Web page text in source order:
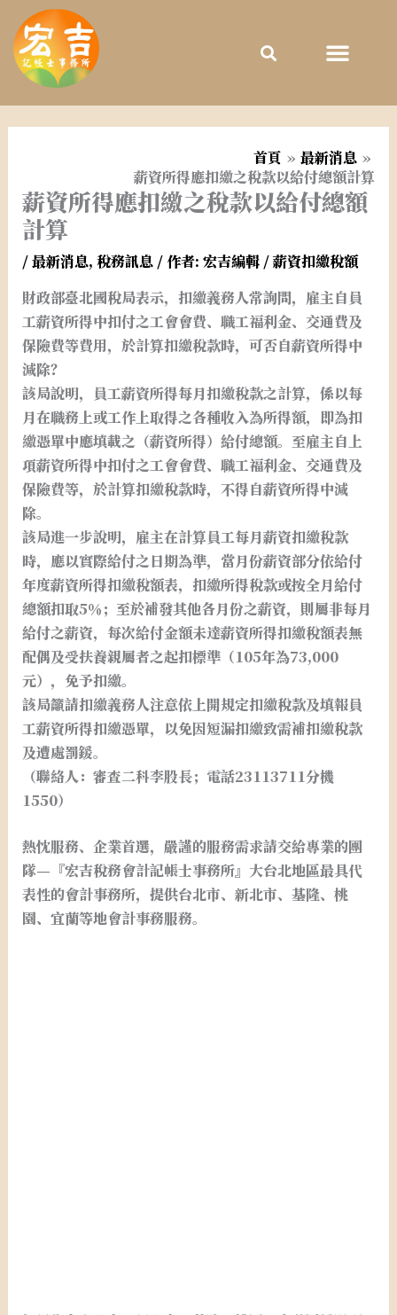
內
容
首頁
最新消息
薪資所得應扣繳之稅款以給付總額計算
薪資所得應扣繳之稅款以給付總額
計算
/最新消息, 稅務訊息/ 作者: 宏吉編輯 /薪資扣繳稅額
財政部臺北國稅局表示，扣繳義務人常詢問，雇主自員
工薪資所得中扣付之工會會費、職工福利金、交通費及
保險費等費用，於計算扣繳稅款時，可否自薪資所得中
減除？
該局說明，員工薪資所得每月扣繳稅款之計算，係以每
月在職務上或工作上取得之各種收入為所得額，即為扣
繳憑單中應填載之（薪資所得）給付總額。至雇主自上
項薪資所得中扣付之工會會費、職工福利金、交通費及
保險費等，於計算扣繳稅款時，不得自薪資所得中減
除。
該局進一步說明，雇主在計算員工每月薪資扣繳稅款
時，應以實際給付之日期為準，當月份薪資部分依給付
年度薪資所得扣繳稅額表，扣繳所得稅款或按全月給付
總額扣取5％；至於補發其他各月份之薪資，則屬非每月
給付之薪資，每次給付金額未達薪資所得扣繳稅額表無
配偶及受扶養親屬者之起扣標準（105年為73,000
元），免予扣繳。
該局籲請扣繳義務人注意依上開規定扣繳稅款及填報員
工薪資所得扣繳憑單，以免因短漏扣繳致需補扣繳稅款
及遭處罰鍰。
（聯絡人：審查二科李股長；電話23113711分機
1550）
熱忱服務、企業首選，嚴謹的服務需求請交給專業的團
隊—『宏吉稅務會計記帳士事務所』大台北地區最具代
表性的會計事務所，提供台北市、新北市、基隆、桃
園、宜蘭等地會計事務服務。